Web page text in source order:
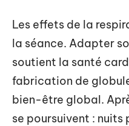
Les effets de la
la séance. Adapter
soutient la santé
fabrication de
bien-être global.
se poursuivent :